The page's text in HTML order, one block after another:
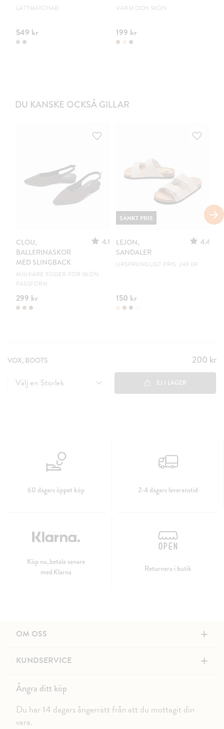
LÄTTMATCHAD
549 kr
VARM OCH SKÖN
199 kr
DU KANSKE OCKSÅ GILLAR
CLOU,
BALLERINASKOR
MED SLINGBACK
4.1
MJUKARE FODER FÖR SKÖN
PASSFORM
299 kr
LEJON,
SANDALER
4.4
URSPRUNGLIGT PRIS: 249 KR
150 kr
SÄNKT PRIS
VOX, BOOTS Pris:
200 kr
200 kr
Välj en Storlek EJ I LAGER
60 dagars öppet köp 2-4 dagars leveranstid
Köp nu, betala senare
med Klarna
Returnera i butik
OM OSS +
KUNDSERVICE +
Ångra ditt köp
Du har 14 dagars ångerrätt från att du mottagit din
vara.